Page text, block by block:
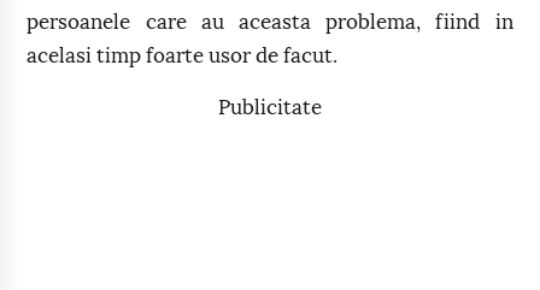
persoanele care au aceasta problema, fiind in
acelasi timp foarte usor de facut.
Publicitate